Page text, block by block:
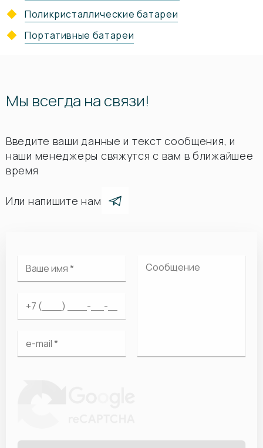
Поликристаллические батареи
Портативные батареи
Мы всегда на связи!
Введите ваши данные и текст сообщения, и
наши менеджеры свяжутся с вам в ближайшее
время
Или напишите нам